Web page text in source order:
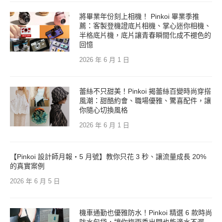
將畢業年份刻上相機！ Pinkoi 畢業季推
薦：客製登機證底片相機、掌心迷你相機、
半格底片機，底片讓青春瞬間化成不褪色的
回憶
2026 年 6 月 1 日
蕾絲不只甜美！Pinkoi 揭蕾絲百變時尚穿搭
風潮：甜酷約會、職場優雅、驚喜配件，讓
你隨心切換風格
2026 年 6 月 1 日
【Pinkoi 設計師月報・5 月號】教你只花 3 秒、讓流量成長 20%
的真實案例
2026 年 6 月 5 日
機車通勤也優雅防水！Pinkoi 精選 6 款時尚